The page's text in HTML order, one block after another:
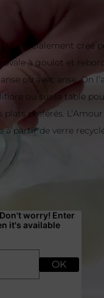
été spécialement créé
ovale à goulot et
ou avec anse. On
ou sur la table
préférés. L’Amour
à partir de verre
worry! Enter
it's available
OK